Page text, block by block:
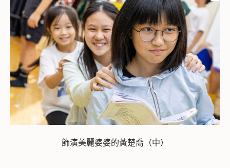
飾演美麗婆婆的黃楚喬（中）